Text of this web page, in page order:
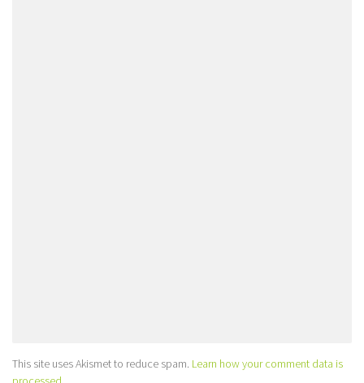
This site uses Akismet to reduce spam. Learn how your comment data is